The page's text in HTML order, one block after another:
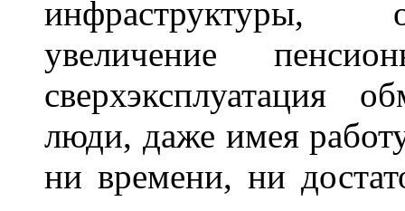
инфраструктуры,
увеличение
сверхэксплуатация
люди, даже имея
ни времени, ни